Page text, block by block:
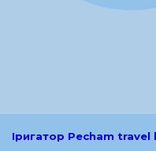
Іригатор Pecham